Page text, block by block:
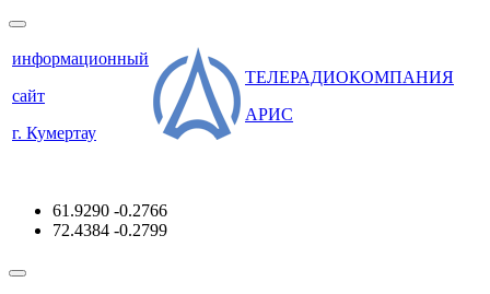
информационный
сайт
г. Кумертау
ТЕЛЕРАДИОКОМПАНИЯ
АРИС
61.9290 -0.2766
72.4384 -0.2799